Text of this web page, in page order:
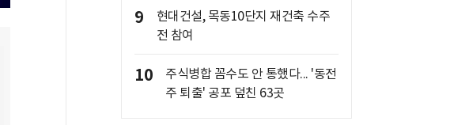
9
현대건설, 목동10단지 재건축 수주
전 참여
10
주식병합 꼼수도 안 통했다... '동전
주 퇴출' 공포 덮친 63곳